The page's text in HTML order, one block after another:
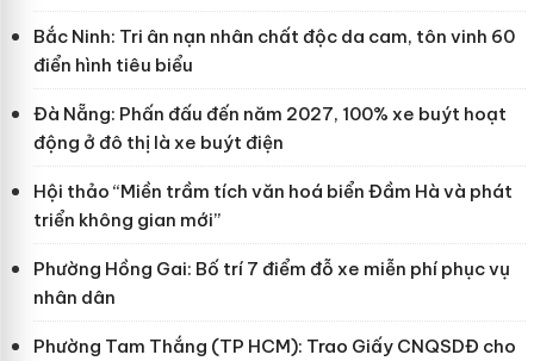
Bắc Ninh: Tri ân nạn nhân chất độc da cam, tôn vinh 60
điển hình tiêu biểu
Đà Nẵng: Phấn đấu đến năm 2027, 100% xe buýt hoạt
động ở đô thị là xe buýt điện
Hội thảo “Miền trầm tích văn hoá biển Đầm Hà và phát
triển không gian mới”
Phường Hồng Gai: Bố trí 7 điểm đỗ xe miễn phí phục vụ
nhân dân
Phường Tam Thắng (TP HCM): Trao Giấy CNQSDĐ cho